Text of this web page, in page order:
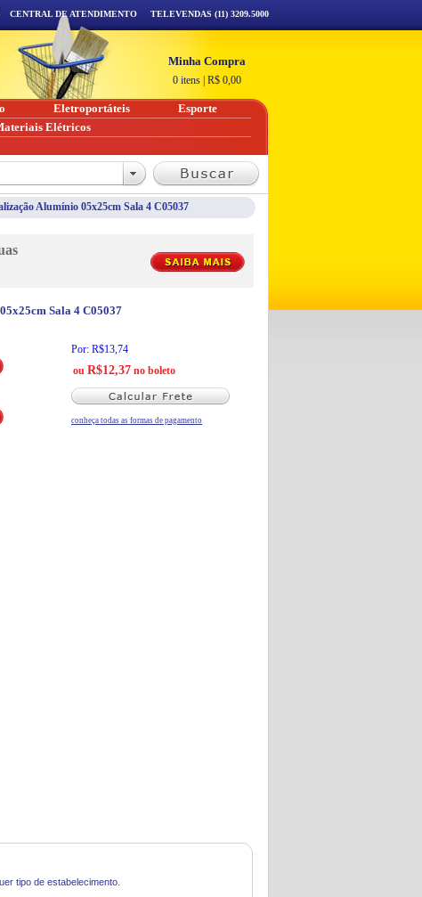
Alumínio 05x25cm Sala 4 C05037
Sala 4 C05037
Por: R$13,74
ou R$12,37 no boleto
conheça todas as formas de pagamento
tipo de estabelecimento.
CENTRAL DE ATENDIMENTO TELEVENDAS (11) 3209.5000
Minha Compra
0 itens R$ 0,00
Eletroportáteis
Esporte
Elétricos